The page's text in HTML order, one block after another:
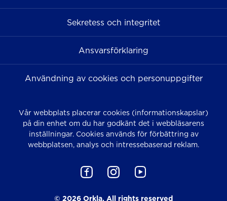
Sekretess och integritet
Ansvarsförklaring
Användning av cookies och personuppgifter
Vår webbplats placerar cookies (informationskapslar)
på din enhet om du har godkänt det i webbläsarens
inställningar. Cookies används för förbättring av
webbplatsen, analys och intressebaserad reklam.
© 2026 Orkla. All rights reserved